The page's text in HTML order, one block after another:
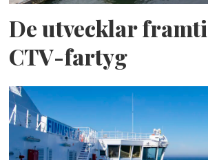
De utvecklar
CTV-fartyg